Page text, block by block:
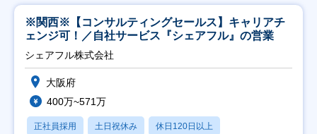
※関西※【コンサルティングセールス】キャリアチ
ェンジ可！／自社サービス『シェアフル』の営業
シェアフル株式会社
大阪府
400万~571万
正社員採用 土日祝休み 休日120日以上